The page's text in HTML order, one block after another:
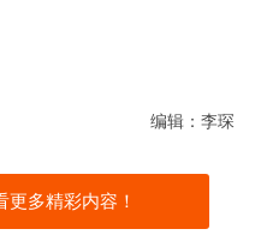
编辑：李琛
多精彩内容！